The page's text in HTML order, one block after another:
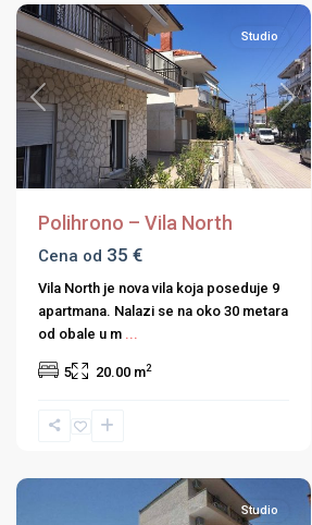
Previous Next
Studio
Polihrono – Vila North
Cena od 35 €
Vila North je nova vila koja poseduje 9
apartmana. Nalazi se na oko 30 metara
od obale u m ...
5 20.00 m2
Kalitea,
Studio